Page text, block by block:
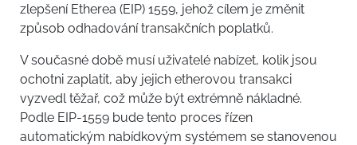
zlepšení Etherea (EIP) 1559, jehož cílem je změnit
způsob odhadování transakčních poplatků.
V současné době musí uživatelé nabízet, kolik jsou
ochotni zaplatit, aby jejich etherovou transakci
vyzvedl těžař, což může být extrémně nákladné.
Podle EIP-1559 bude tento proces řízen
automatickým nabídkovým systémem se stanovenou